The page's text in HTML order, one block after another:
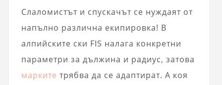
Слаломистът и спускачът се нуждаят от
напълно различна екипировка! В
алпийските ски FIS налага конкретни
параметри за дължина и радиус, затова
марките трябва да се адаптират. А коя